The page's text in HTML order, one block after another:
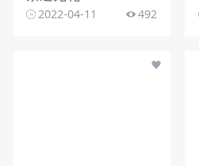
2022-04-11 492